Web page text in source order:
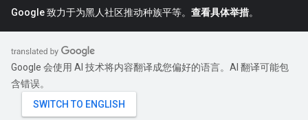
Google 致力于为黑人社区推动种族平等。 查看具体举措。
Google 会使用 AI 技术将内容翻译成您偏好的语言。AI 翻译可能包
含错误。